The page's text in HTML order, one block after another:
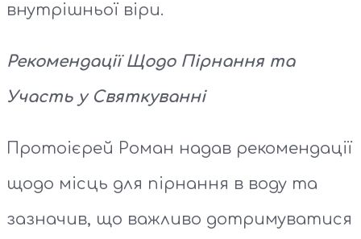
внутрішньої віри.
Рекомендації Щодо Пірнання та
Участь у Святкуванні
Протоієрей Роман надав рекомендації
щодо місць для пірнання в воду та
зазначив, що важливо дотримуватися